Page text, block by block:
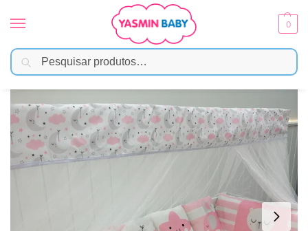
0
Início Enxoval / Kit Berço / Kit Berço Trança 10 Peças – Gatinha Rosa